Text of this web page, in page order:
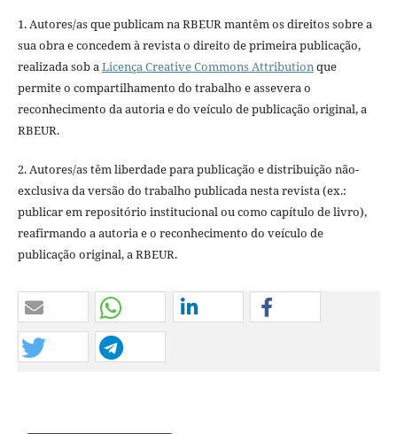
1. Autores/as que publicam na RBEUR mantêm os direitos sobre a
sua obra e concedem à revista o direito de primeira publicação,
realizada sob aLicença Creative Commons Attributionque
permite o compartilhamento do trabalho e assevera o
reconhecimento da autoria e do veículo de publicação original, a
RBEUR.
2. Autores/as têm liberdade para publicação e distribuição não-
exclusiva da versão do trabalho publicada nesta revista (ex.:
publicar em repositório institucional ou como capítulo de livro),
reafirmando a autoria e o reconhecimento do veículo de
publicação original, a RBEUR.